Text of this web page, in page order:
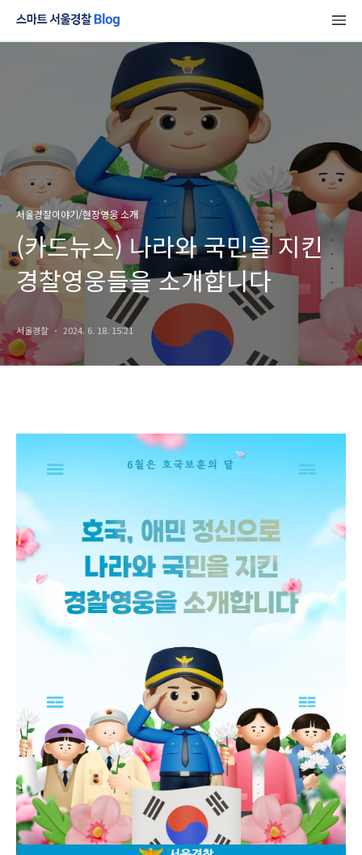
서울경찰이야기/현장영웅 소개
(카드뉴스) 나라와 국민을 지킨
경찰영웅들을 소개합니다
서울경찰 2024. 6. 18. 15:21